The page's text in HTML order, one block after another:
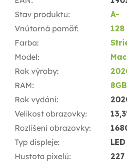
Stav produktu:
A-
Vnútorná pamäť:
128
Farba:
Model:
Rok výroby:
RAM:
8GB
Rok vydání:
Velikost obrazovky:
Rozlišení obrazovky:
Typ displeje:
LED
Hustota pixelů: